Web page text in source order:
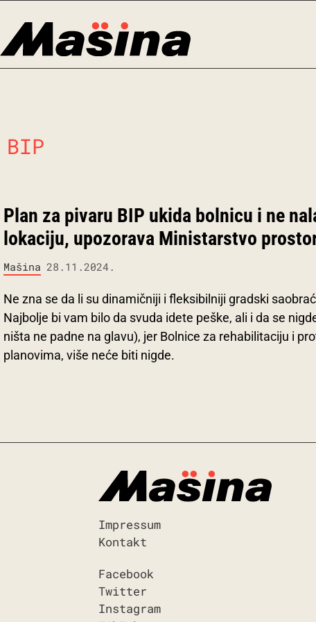
content
BIP
Plan za pivaru BIP ukida bolnicu i ne
lokaciju, upozorava Ministarstvo
Mašina 28.11.2024.
Ne zna se da li su dinamičniji i fleksibilniji gradski
Najbolje bi vam bilo da svuda idete peške, ali i da se
ništa ne padne na glavu), jer Bolnice za rehabilitaciju i
planovima, više neće biti nigde.
Impressum
Kontakt
Facebook
Twitter
Instagram